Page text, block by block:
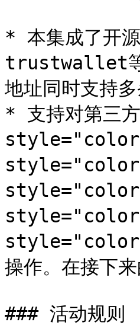
* 本集成了开
trustwallet等
地址同时支持
* 支持对第三
操作。在接下
### 活动规则